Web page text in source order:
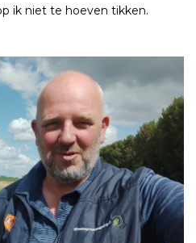
ik niet te hoeven tikken.